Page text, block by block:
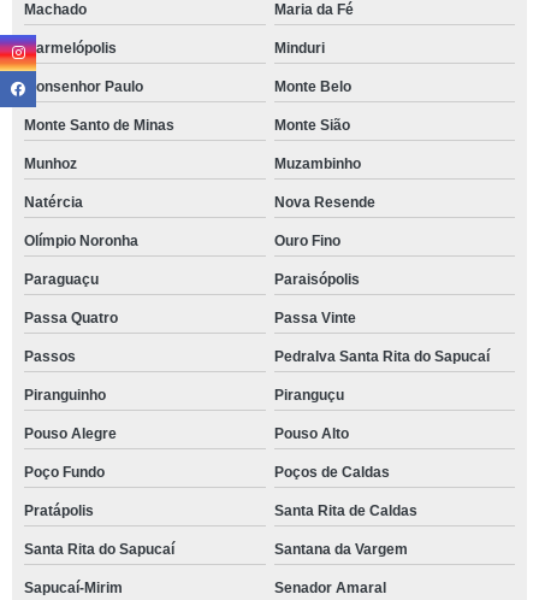
Machado Maria da Fé
Marmelópolis Minduri
Monsenhor Paulo Monte Belo
Monte Santo de Minas Monte Sião
Munhoz Muzambinho
Natércia Nova Resende
Olímpio Noronha Ouro Fino
Paraguaçu Paraisópolis
Passa Quatro Passa Vinte
Passos Pedralva Santa Rita do Sapucaí
Piranguinho Piranguçu
Pouso Alegre Pouso Alto
Poço Fundo Poços de Caldas
Pratápolis Santa Rita de Caldas
Santa Rita do Sapucaí Santana da Vargem
Sapucaí-Mirim Senador Amaral